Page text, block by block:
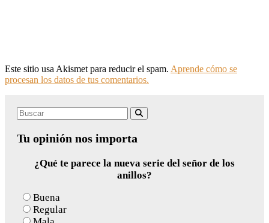
Este sitio usa Akismet para reducir el spam. Aprende cómo se
procesan los datos de tus comentarios.
Search
Tu opinión nos importa
¿Qué te parece la nueva serie del señor de los
anillos?
Buena
Regular